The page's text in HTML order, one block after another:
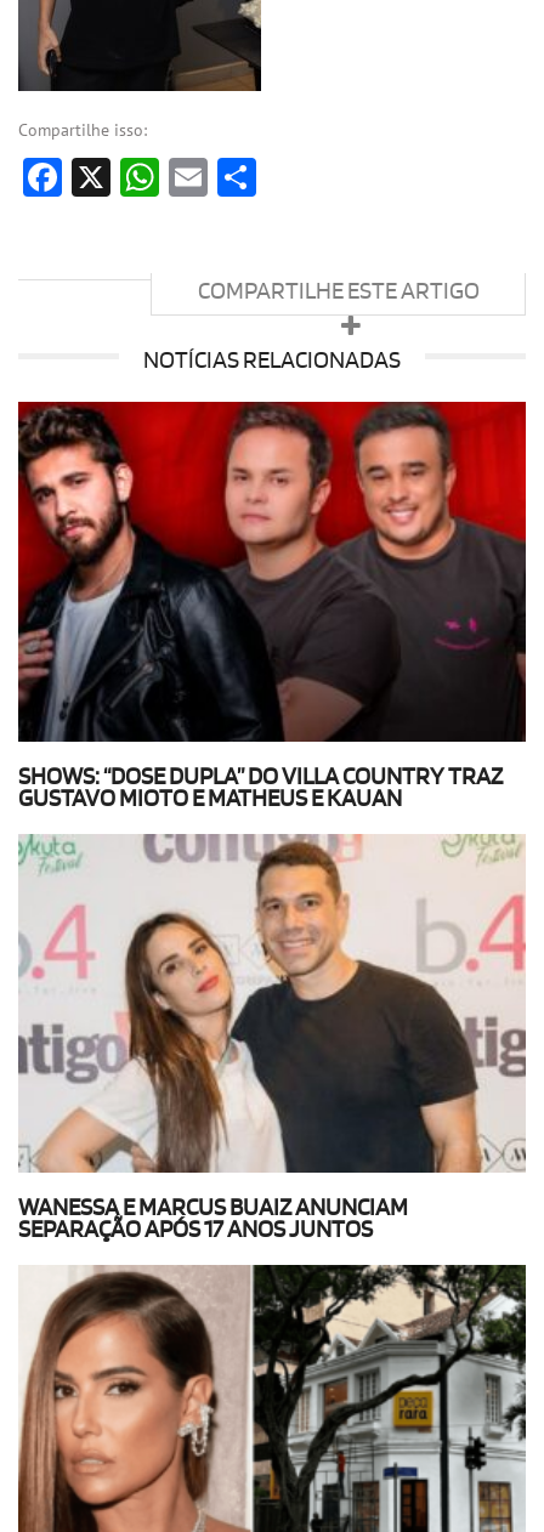
Compartilhe isso:
Facebook
X WhatsApp
Email
COMPARTILHE ESTE ARTIGO
NOTÍCIAS RELACIONADAS
SHOWS: “DOSE DUPLA” DO VILLA COUNTRY TRAZ
GUSTAVO MIOTO E MATHEUS E KAUAN
WANESSA E MARCUS BUAIZ ANUNCIAM
SEPARAÇÃO APÓS 17 ANOS JUNTOS